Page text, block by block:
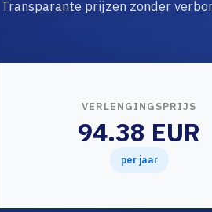
Transparante prijzen zonder
VERLENGINGSPRIJS
94.38 EUR
per jaar